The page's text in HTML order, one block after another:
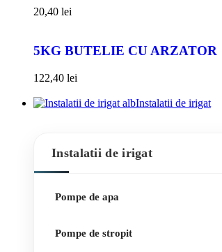
20,40 lei
5KG BUTELIE CU ARZATOR
122,40 lei
Instalatii de irigat
Instalatii de irigat
Pompe de apa
Pompe de stropit